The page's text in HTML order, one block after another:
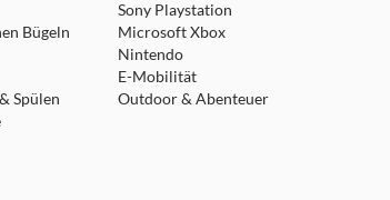
Bügeln
Spülen
Sony Playstation
Microsoft Xbox
Nintendo
E-Mobilität
Outdoor & Abenteuer